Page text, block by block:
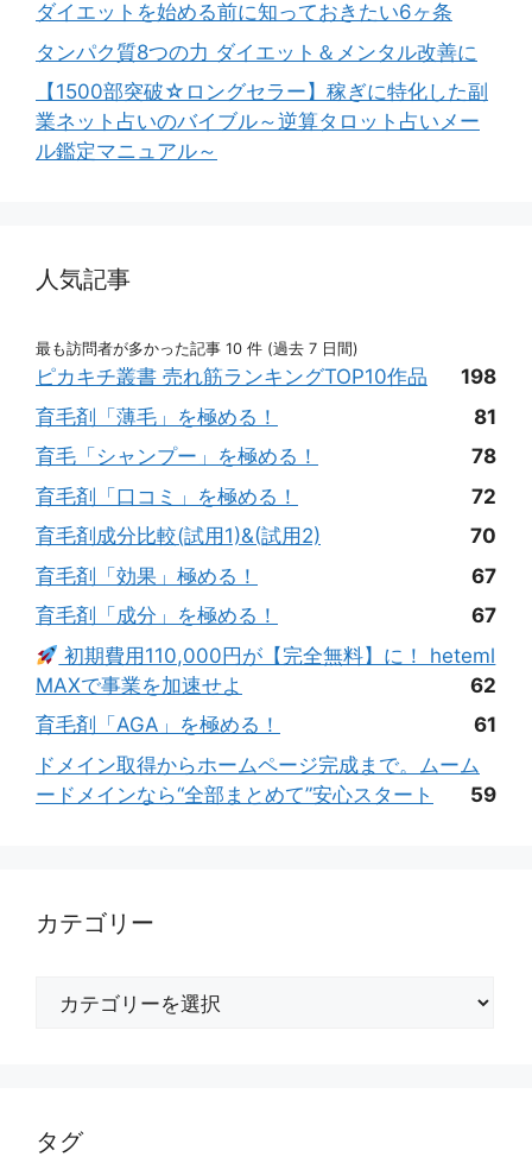
ダイエットを始める前に知っておきたい6ヶ条
タンパク質8つの力 ダイエット＆メンタル改善に
【1500部突破☆ロングセラー】稼ぎに特化した副
業ネット占いのバイブル～逆算タロット占いメー
ル鑑定マニュアル～
人気記事
最も訪問者が多かった記事 10 件 (過去 7 日間)
ピカキチ叢書 売れ筋ランキングTOP10作品
198
育毛剤「薄毛」を極める！
81
育毛「シャンプー」を極める！
78
育毛剤「口コミ」を極める！
72
育毛剤成分比較(試用1)&(試用2)
70
育毛剤「効果」極める！
67
育毛剤「成分」を極める！
67
初期費用110,000円が【完全無料】に！ heteml
MAXで事業を加速せよ
62
育毛剤「AGA」を極める！
61
ドメイン取得からホームページ完成まで。ムーム
ードメインなら“全部まとめて”安心スタート
59
カテゴリー
タグ